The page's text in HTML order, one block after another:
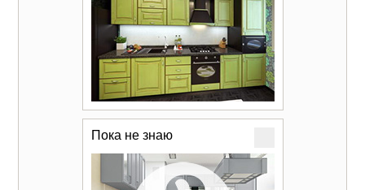
Пока не знаю